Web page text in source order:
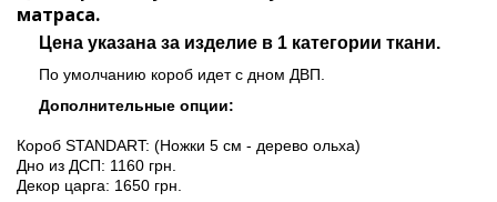
матраса.
Цена указана за изделие в 1 категории ткани.
По умолчанию короб идет с дном ДВП.
Дополнительные опции:
Короб STANDART: (Ножки 5 см - дерево ольха)
Дно из ДСП: 1160 грн.
Декор царга: 1650 грн.